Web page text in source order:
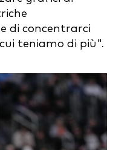
di concentrarci
teniamo di più".